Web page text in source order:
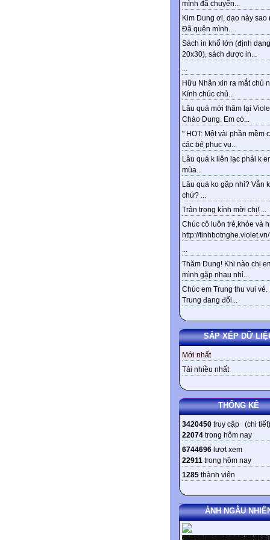
mình đã chuyển...
Kim Dung ơi, dạo này sao
Đã quên mình...
Sách in khổ lớn (định dạng
20x30), sách được in...
...
Hữu Nhân xin ra mắt chủ
Kính chúc chủ...
Lâu quá mới thăm lại
Chào Dung. Em có...
" HOT: Một vài phần mềm
các bé phục vụ...
Lâu quá k liên lạc phải k
mùa...
Lâu quá ko gặp nhỉ? Vẫn
chứ? ...
Trân trọng kính mời chị! ...
Chúc cô luôn trẻ,khỏe và
http://
...
Thăm Dung! Khi nào chị
mình gặp nhau nhỉ...
Chúc em Trung thu vui vẻ.
Trung đang đối...
SẮP XẾP DỮ
Mới nhất
Tải nhiều nhất
THỐNG KÊ
3420450 truy cập (chi tiết)
22074 trong hôm nay
6744696 lượt xem
22911 trong hôm nay
1285 thành viên
ẢNH NGẪU